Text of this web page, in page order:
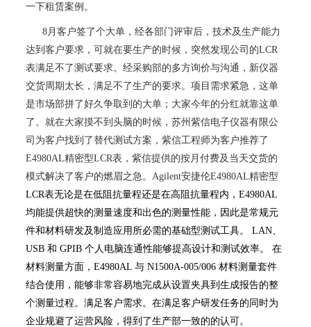
一下租赁案例。
8月客户签了个大单，经各部门评审后，技术及生产能力
达到客户要求，可就在要生产的时候，突然发现公司的LCR
表满足不了测试要求。经采购部的多方询价与沟通，新仪器
交货周期太长，满足不了生产的要求。项目需求紧急，这单
是市场部拼了好久争取到的大单；大家今年的分红就靠这单
了。就在大家摸不到头脑的时候，苏州紫信电子仪器有限公
司为客户找到了替代测试方案，紫信工程师为客户推荐了
E4980AL精密型LCR表，紫信提供的按月付费及当天交货的
模式解决了客户的燃眉之急。Agilent安捷伦E4980AL精密型
LCR表无论是在低阻抗量程还是在高阻抗量程内，E4980AL
均能提供超快的测量速度和出色的测量性能，因此是常规元
件和材料研发及制造应用所必需的基础型测试工具。 LAN、
USB 和 GPIB 个人电脑连通性能够提高设计和测试效率。 在
材料测量方面，E4980AL 与 N1500A-005/006 材料测量套件
结合使用，能够非常容易地完成从设置夹具到生成报告的整
个测量过程。 满足客户需求。在满足客户研发任务的同时为
企业规避了运营风险，得到了生产部一致的的认可。